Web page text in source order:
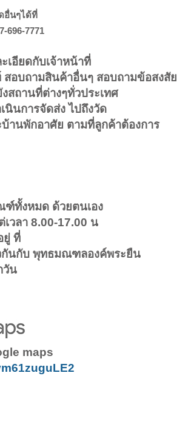
อื่นๆได้ที่
696-7771
เอียดกับเจ้าหน้าที่
สอบถามสินค้าอื่นๆ สอบถามข้อสงสัย
งสถานที่ต่างๆทั่วประเทศ
นการจัดส่ง ไปถึงวัด
านพักอาศัย ตามที่ลูกค้าต้องการ
ทั้งหมด ด้วยตนเอง
วลา 8.00-17.00 น
ยู่ ที่
นกับ พุทธมณฑลองค์พระยืน
วัน
maps